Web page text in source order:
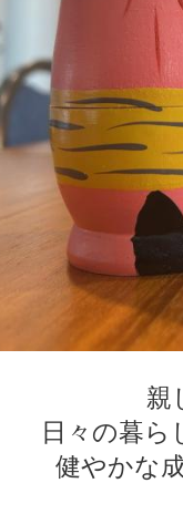
親
日々の暮
健やかな